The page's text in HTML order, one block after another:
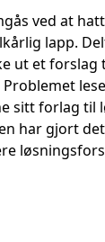
ved at
lapp.
ut et forslag
sitt forlag til
har gjort